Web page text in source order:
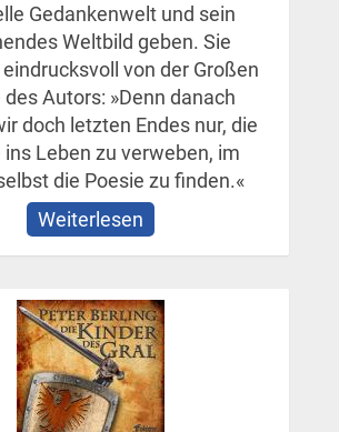
Gedankenwelt und sein
Weltbild geben. Sie
von der Großen
des Autors: »Denn danach
doch letzten Endes nur, die
ins Leben zu verweben, im
die Poesie zu finden.«
Weiterlesen
Ende«
gestartet